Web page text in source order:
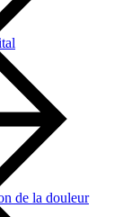
de la douleur